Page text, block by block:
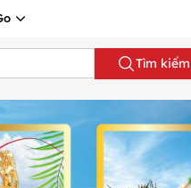
Tìm kiếm